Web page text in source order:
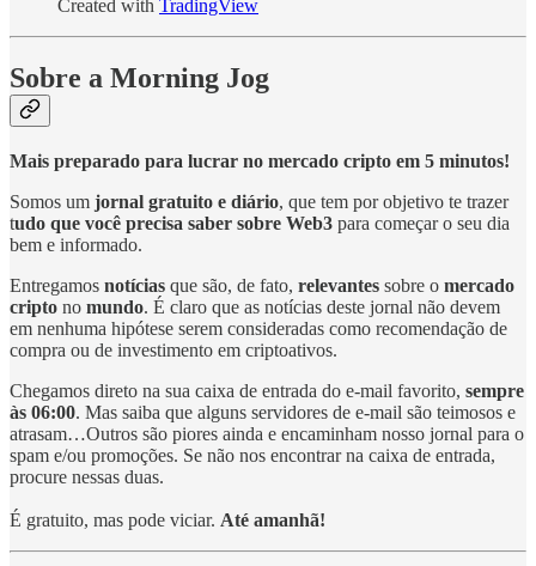
Created with TradingView
Sobre a Morning Jog
Mais preparado para lucrar no mercado cripto em 5 minutos!
Somos um jornal gratuito e diário, que tem por objetivo te trazer
tudo que você precisa saber sobre Web3 para começar o seu dia
bem e informado.
Entregamos notícias que são, de fato, relevantes sobre o mercado
cripto no mundo. É claro que as notícias deste jornal não devem
em nenhuma hipótese serem consideradas como recomendação de
compra ou de investimento em criptoativos.
Chegamos direto na sua caixa de entrada do e-mail favorito, sempre
às 06:00. Mas saiba que alguns servidores de e-mail são teimosos e
atrasam…Outros são piores ainda e encaminham nosso jornal para o
spam e/ou promoções. Se não nos encontrar na caixa de entrada,
procure nessas duas.
É gratuito, mas pode viciar. Até amanhã!